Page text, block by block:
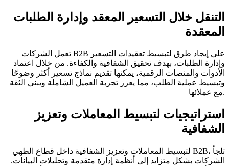
التنقل خلال التسعير المعقد وإدارة الطلبات
المعقدة
تعمل الشركات B2B على إيجاد طرق لتبسيط تعقيدات التسعير
وإدارة الطلبات، بهدف تحقيق الشفافية والكفاءة. من خلال اعتماد
الأدوات والمنصات الرقمية، يمكنها تقديم نماذج تسعير أكثر وضوحًا
وتبسيط عملية الطلب، مما يعزز تجربة العميل الشاملة ويبني الثقة
مع عملائها.
استراتيجيات لتبسيط المعاملات وتعزيز
الشفافية
لتبسيط المعاملات وتعزيز الشفافية داخل قطاع الطهي B2B، تلجأ
الشركات بشكل متزايد إلى أنظمة إدارة متقدمة وتحليلات البيانات.